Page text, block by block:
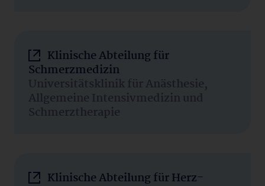
Klinische Abteilung für
Schmerzmedizin
Universitätsklinik für Anästhesie,
Allgemeine Intensivmedizin und
Schmerztherapie
Klinische Abteilung für Herz-